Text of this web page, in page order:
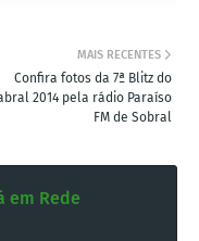
MAIS RECENTES
Confira fotos da 7ª Blitz do
2014 pela rádio Paraíso
FM de Sobral
em Rede